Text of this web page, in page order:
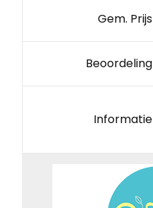
Gem. Prijs
Beoordeling
Informatie